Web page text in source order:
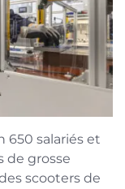
650 salariés et
de grosse
scooters de